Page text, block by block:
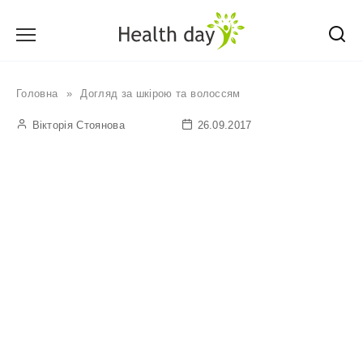
Головна » Догляд за шкірою та волоссям
Вікторія Стоянова 26.09.2017